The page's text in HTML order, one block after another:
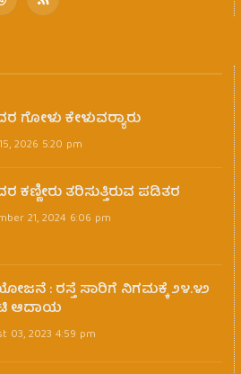
WhatsApp
RSS
ಗೋಳು ಕೇಳುವರ‍್ಯಾರು
2026 5:20 pm
ಕಣ್ಣೀರು ತರಿಸುತ್ತಿರುವ ಪಡಿತರ
21, 2024 6:06 pm
: ರಸ್ತೆ ಸಾರಿಗೆ ನಿಗಮಕ್ಕೆ ೨೪.೪೨
ಆದಾಯ
03, 2023 4:59 pm